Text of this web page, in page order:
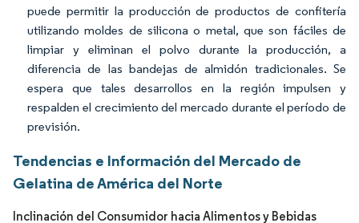
puede permitir la producción de productos de confitería
utilizando moldes de silicona o metal, que son fáciles de
limpiar y eliminan el polvo durante la producción, a
diferencia de las bandejas de almidón tradicionales. Se
espera que tales desarrollos en la región impulsen y
respalden el crecimiento del mercado durante el período de
previsión.
Tendencias e Información del Mercado de
Gelatina de América del Norte
Inclinación del Consumidor hacia Alimentos y Bebidas